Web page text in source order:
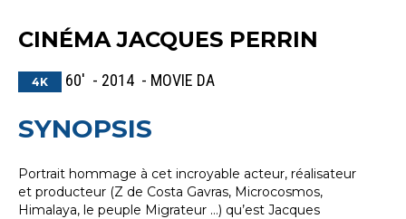
CINÉMA JACQUES PERRIN
4K 60' - 2014 - MOVIE DA
SYNOPSIS
Portrait hommage à cet incroyable acteur, réalisateur
et producteur (Z de Costa Gavras, Microcosmos,
Himalaya, le peuple Migrateur …) qu’est Jacques